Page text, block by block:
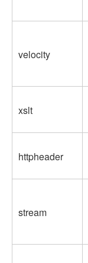
velocity
xslt
httpheader
stream